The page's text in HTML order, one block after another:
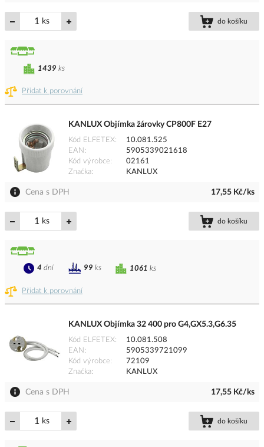
ks do košíku
Přidat k porovnání
1439 ks
KANLUX Objímka žárovky CP800F E27
Kód ELFETEX
10.081.525
EAN
5905339021618
Kód výrobce
02161
Značka
KANLUX
Cena s DPH 17,55 Kč/ks
ks do košíku
Přidat k porovnání
1061 ks
4 dní 99 ks
KANLUX Objímka 32 400 pro G4,GX5.3,G6.35
Kód ELFETEX
10.081.508
EAN
5905339721099
Kód výrobce
72109
Značka
KANLUX
Cena s DPH 17,55 Kč/ks
ks do košíku